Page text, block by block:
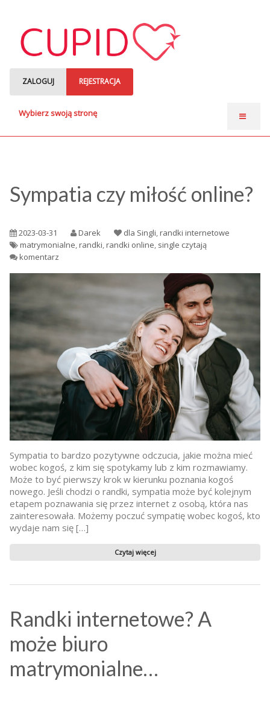
ZALOGUJ REJESTRACJA
Wybierz swoją stronę
Strona główna
o nas
Sympatia czy miłość online?
2023-03-31 Darek dla Singli,randki internetowe
matrymonialne,randki,randki online, single czytają
komentarz
Sympatia to bardzo pozytywne odczucia, jakie można mieć
wobec kogoś, z kim się spotykamy lub z kim rozmawiamy.
Może to być pierwszy krok w kierunku poznania kogoś
nowego. Jeśli chodzi o randki, sympatia może być kolejnym
etapem poznawania się przez internet z osobą, która nas
zainteresowała. Możemy poczuć sympatię wobec kogoś, kto
wydaje nam się […]
Czytaj więcej
Randki internetowe? A
może biuro
matrymonialne…